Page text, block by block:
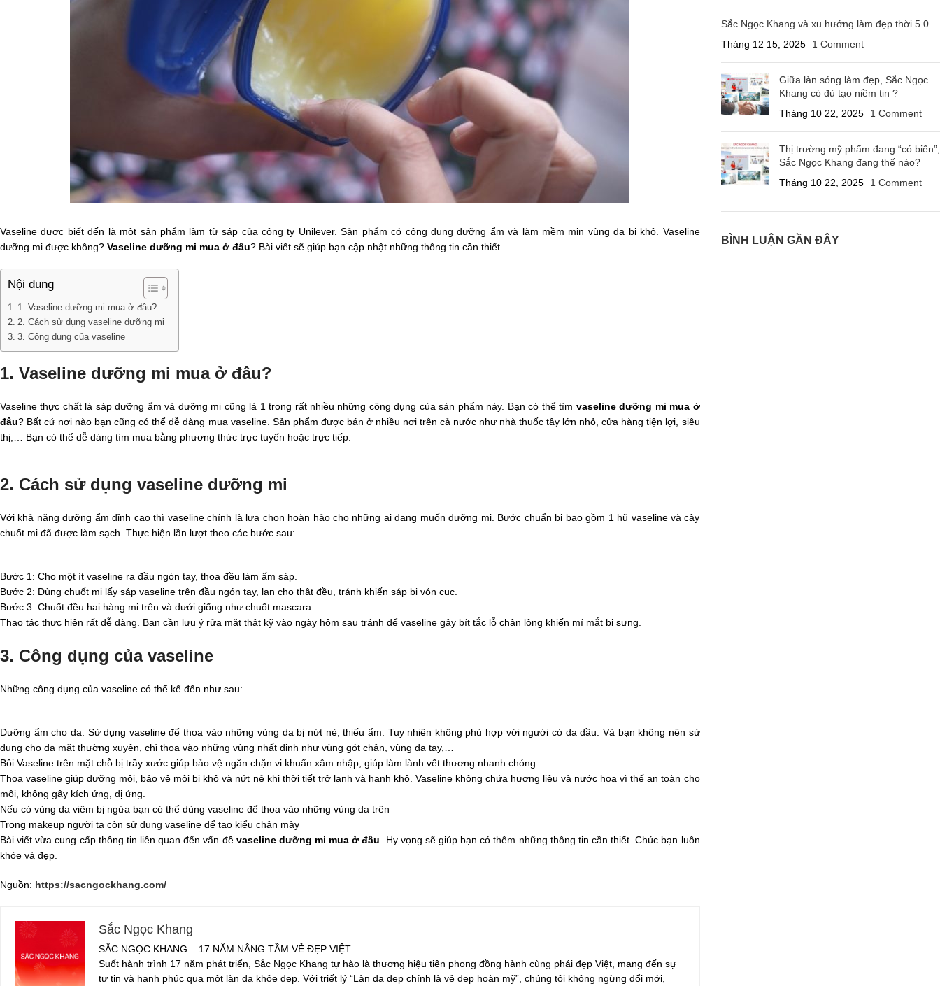
Vaseline được biết đến là một sản phẩm làm từ sáp của công ty Unilever. Sản phẩm có công dụng dưỡng ẩm và làm mềm mịn vùng da bị khô. Vaseline
dưỡng mi được không? Vaseline dưỡng mi mua ở đâu? Bài viết sẽ giúp bạn cập nhật những thông tin cần thiết.
Nội dung
1. Vaseline dưỡng mi mua ở đâu?
2. Cách sử dụng vaseline dưỡng mi
3. Công dụng của vaseline
1. Vaseline dưỡng mi mua ở đâu?
Vaseline thực chất là sáp dưỡng ẩm và dưỡng mi cũng là 1 trong rất nhiều những công dụng của sản phẩm này. Bạn có thể tìm vaseline dưỡng mi mua ở
đâu? Bất cứ nơi nào bạn cũng có thể dễ dàng mua vaseline. Sản phẩm được bán ở nhiều nơi trên cả nước như nhà thuốc tây lớn nhỏ, cửa hàng tiện lợi, siêu
thị,… Bạn có thể dễ dàng tìm mua bằng phương thức trực tuyến hoặc trực tiếp.
2. Cách sử dụng vaseline dưỡng mi
Với khả năng dưỡng ẩm đỉnh cao thì vaseline chính là lựa chọn hoàn hảo cho những ai đang muốn dưỡng mi. Bước chuẩn bị bao gồm 1 hũ vaseline và cây
chuốt mi đã được làm sạch. Thực hiện lần lượt theo các bước sau:
Bước 1: Cho một ít vaseline ra đầu ngón tay, thoa đều làm ấm sáp.
Bước 2: Dùng chuốt mi lấy sáp vaseline trên đầu ngón tay, lan cho thật đều, tránh khiến sáp bị vón cục.
Bước 3: Chuốt đều hai hàng mi trên và dưới giống như chuốt mascara.
Thao tác thực hiện rất dễ dàng. Bạn cần lưu ý rửa mặt thật kỹ vào ngày hôm sau tránh để vaseline gây bít tắc lỗ chân lông khiến mí mắt bị sưng.
3. Công dụng của vaseline
Những công dụng của vaseline có thể kể đến như sau:
Dưỡng ẩm cho da: Sử dụng vaseline để thoa vào những vùng da bị nứt nẻ, thiếu ẩm. Tuy nhiên không phù hợp với người có da dầu. Và bạn không nên sử
dụng cho da mặt thường xuyên, chỉ thoa vào những vùng nhất định như vùng gót chân, vùng da tay,…
Bôi Vaseline trên mặt chỗ bị trầy xước giúp bảo vệ ngăn chặn vi khuẩn xâm nhập, giúp làm lành vết thương nhanh chóng.
Thoa vaseline giúp dưỡng môi, bảo vệ môi bị khô và nứt nẻ khi thời tiết trở lạnh và hanh khô. Vaseline không chứa hương liệu và nước hoa vì thế an toàn cho
môi, không gây kích ứng, dị ứng.
Nếu có vùng da viêm bị ngứa bạn có thể dùng vaseline để thoa vào những vùng da trên
Trong makeup người ta còn sử dụng vaseline để tạo kiểu chân mày
Bài viết vừa cung cấp thông tin liên quan đến vấn đề vaseline dưỡng mi mua ở đâu . Hy vọng sẽ giúp bạn có thêm những thông tin cần thiết. Chúc bạn luôn
khỏe và đẹp.
Nguồn: https://sacngockhang.com/
Sắc Ngọc Khang
SẮC NGỌC KHANG – 17 NĂM NÂNG TẦM VẺ ĐẸP VIỆT
Suốt hành trình 17 năm phát triển, Sắc Ngọc Khang tự hào là thương hiệu tiên phong đồng hành cùng phái đẹp Việt, mang đến sự
tự tin và hạnh phúc qua một làn da khỏe đẹp. Với triết lý “Làn da đẹp chính là vẻ đẹp hoàn mỹ”, chúng tôi không ngừng đổi mới,
Sắc Ngọc Khang và xu hướng làm đẹp thời 5.0
Tháng 12 15, 2025
1 Comment
Giữa làn sóng làm đẹp, Sắc Ngọc
Khang có đủ tạo niềm tin ?
Tháng 10 22, 2025
1 Comment
Thị trường mỹ phẩm đang “có biến”,
Sắc Ngọc Khang đang thế nào?
Tháng 10 22, 2025
1 Comment
BÌNH LUẬN GẦN ĐÂY